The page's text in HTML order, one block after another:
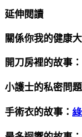
延伸閱讀
關係你我的健康大
開刀房裡的故事：
小護士的私密問題
手術衣的故事：